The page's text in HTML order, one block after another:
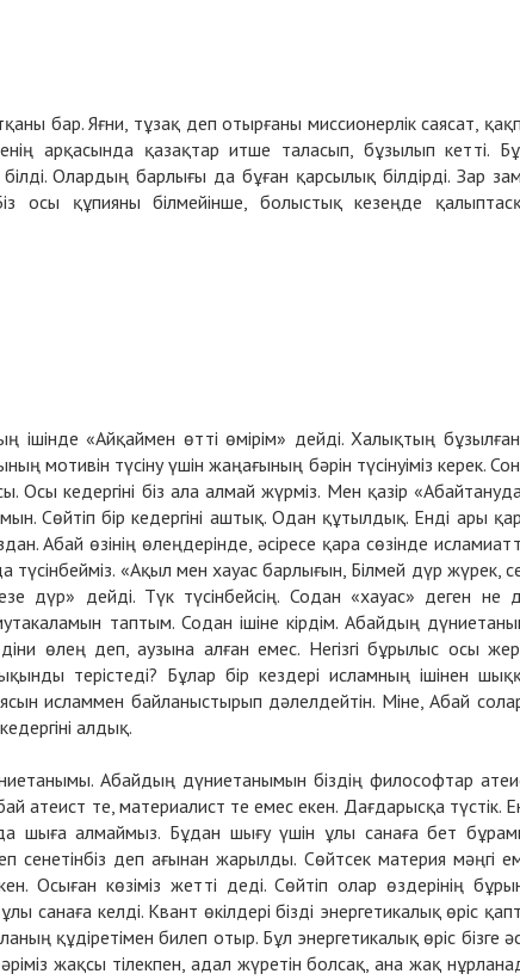
бар. Яғни, тұзақ деп отырғаны миссионерлік саясат,
арқасында қазақтар итше таласып, бұзылып кетті.
Олардың барлығы да бұған қарсылық білдірді. Зар
осы құпияны білмейінше, болыстық кезеңде
«Айқаймен өтті өмірім» дейді. Халықтың
мотивін түсіну үшін жаңағының бәрін түсінуіміз керек.
Осы кедергіні біз ала алмай жүрміз. Мен қазір
Сөйтіп бір кедергіні аштық. Одан құтылдық. Енді ары
Абай өзінің өлеңдерінде, әсіресе қара сөзінде
түсінбейміз. «Ақыл мен хауас барлығын, Білмей дүр жүрек,
дүр» дейді. Түк түсінбейсің. Содан «хауас» деген не
таптым. Содан ішіне кірдім. Абайдың
өлең деп, аузына алған емес. Негізгі бұрылыс осы
терістеді? Бұлар бір кездері исламның ішінен
исламмен байланыстырып дәлелдейтін. Міне, Абай
алдық.
Абайдың дүниетанымын біздің философтар
атеист те, материалист те емес екен. Дағдарысқа түстік.
шыға алмаймыз. Бұдан шығу үшін ұлы санаға бет
сенетінбіз деп ағынан жарылды. Сөйтсек материя мәңгі
Осыған көзіміз жетті деді. Сөйтіп олар өздерінің
санаға келді. Квант өкілдері бізді энергетикалық өріс
құдіретімен билеп отыр. Бұл энергетикалық өріс бізге
жақсы тілекпен, адал жүретін болсақ, ана жақ